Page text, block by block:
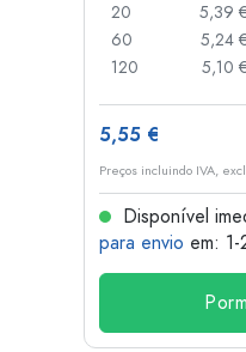
20
5,39 €
60
5,24 €
120
5,10 €
5,55 €
Preços incluindo IVA,
Disponível
para envio em: